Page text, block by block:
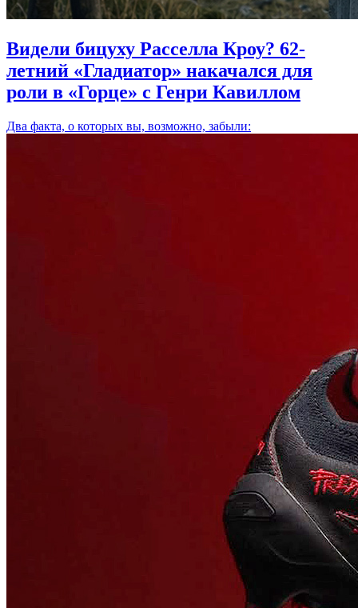
Видели бицуху Расселла Кроу? 62-
летний «Гладиатор» накачался для
роли в «Горце» с Генри Кавиллом
Два факта, о которых вы, возможно, забыли: